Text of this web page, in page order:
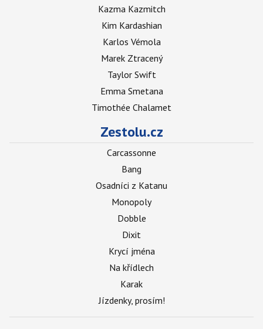
Kazma Kazmitch
Kim Kardashian
Karlos Vémola
Marek Ztracený
Taylor Swift
Emma Smetana
Timothée Chalamet
Zestolu.cz
Carcassonne
Bang
Osadníci z Katanu
Monopoly
Dobble
Dixit
Krycí jména
Na křídlech
Karak
Jízdenky, prosím!